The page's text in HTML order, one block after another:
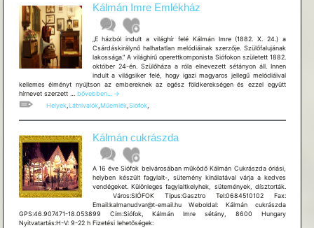
Kálmán Imre Emlékház
„E házból indult a világhír felé Kálmán Imre (1882. X. 24.) a
Csárdáskirálynő halhatatlan melódiáinak szerzője. Szülőfalujának
lakossága.” A világhírű operettkomponista Siófokon született 1882.
október 24-én. Szülőháza a róla elnevezett sétányon áll. Innen
indult a világsiker felé, hogy igazi magyaros jellegű melódiáival
kellemes élményt nyújtson az embereknek az egész földkerekségen és ezzel együtt
hírnevet szerzett … Kálmán
Imre
Emlékház
bővebben...
→
Helyek, Látnivalók, Műemlék, Siófok,
Kálmán cukrászda
A 16 éve Siófok belvárosában működő Kálmán Cukrászda óriási,
helyben készült fagylalt-, sütemény kínálatával várja a kedves
vendégeket. Különleges fagylaltkelyhek, sütemények, dísztorták.
Város:SIÓFOK Típus:Gasztro Tel:0684510102 Fax:
Email:kalmanudvar@t-email.hu Weboldal: Kálmán cukrászda
GPS:46.907471-18.053899 Cím:Siófok, Kálmán Imre sétány, 8600 Hungary
Nyitvatartás:H-V: 9-22 h Fizetési lehetőségek: